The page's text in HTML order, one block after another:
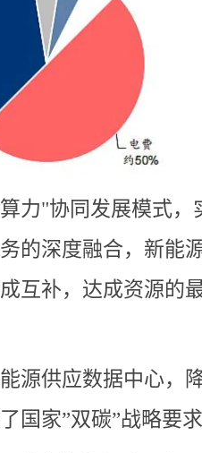
力"协同发展模式，
的深度融合，新能
互补，达成资源的
源供应数据中心，
国家”双碳”战略要